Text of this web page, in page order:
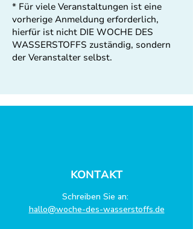
* Für viele Veranstaltungen ist eine
vorherige Anmeldung erforderlich,
hierfür ist nicht DIE WOCHE DES
WASSERSTOFFS zuständig, sondern
der Veranstalter selbst.
KONTAKT
Schreiben Sie an:
hallo@woche-des-wasserstoffs.de